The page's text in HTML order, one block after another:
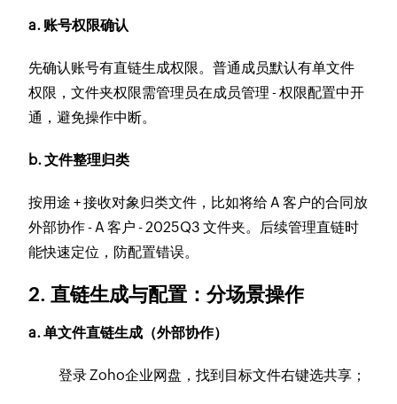
a. 账号权限确认
先确认账号有直链生成权限。普通成员默认有单文件
权限，文件夹权限需管理员在成员管理 - 权限配置中开
通，避免操作中断。
b. 文件整理归类
按用途 + 接收对象归类文件，比如将给 A 客户的合同放
外部协作 - A 客户 - 2025Q3 文件夹。后续管理直链时
能快速定位，防配置错误。
2. 直链生成与配置：分场景操作
a. 单文件直链生成（外部协作）
登录 Zoho企业网盘，找到目标文件右键选共享；